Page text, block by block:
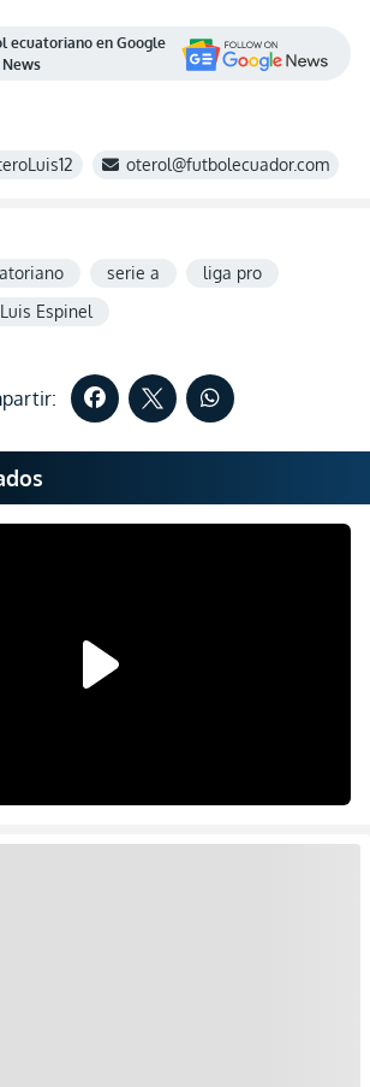
ecuatoriano en Google
News
oterol@futbolecuador.com
serie a
liga pro
Luis Espinel